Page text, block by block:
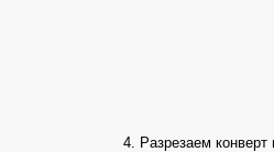
4. Разрезаем конверт